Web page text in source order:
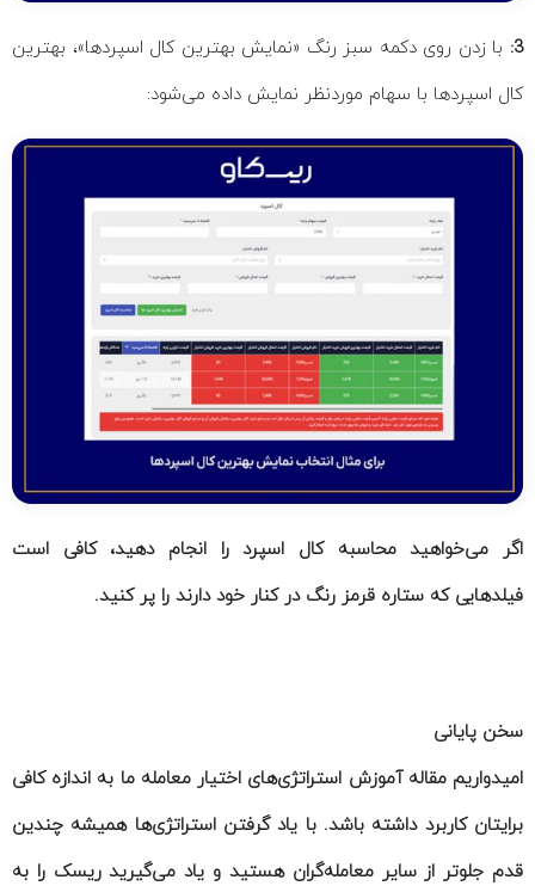
3: با زدن روی دکمه سبز رنگ «نمایش بهترین کال اسپردها»، بهترین
کال اسپردها با سهام موردنظر نمایش داده می‌شود:
اگر می‌خواهید محاسبه کال اسپرد را انجام دهید، کافی است
فیلدهایی که ستاره قرمز رنگ در کنار خود دارند را پر کنید.
سخن پایانی
امیدواریم مقاله آموزش استراتژی‌های اختیار معامله ما به اندازه کافی
برایتان کاربرد داشته باشد. با یاد گرفتن استراتژی‌ها همیشه چندین
قدم جلوتر از سایر معامله‌گران هستید و یاد می‌گیرید ریسک را به